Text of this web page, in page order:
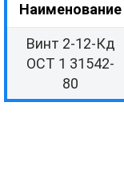
Наименование
Винт 2-12-Кд
ОСТ 1 31542-
80